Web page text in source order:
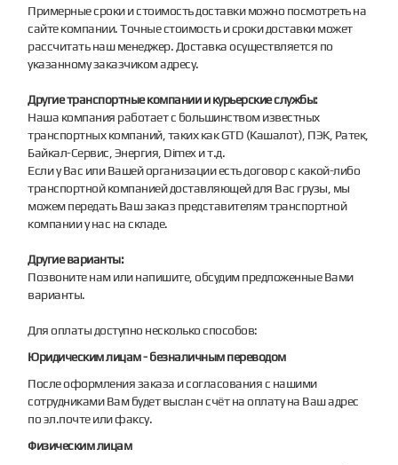
Примерные сроки и стоимость доставки можно посмотреть на
сайте компании. Точные стоимость и сроки доставки может
рассчитать наш менеджер. Доставка осуществляется по
указанному заказчиком адресу.
Другие транспортные компании и курьерские службы:
Наша компания работает с большинством известных
транспортных компаний, таких как GTD (Кашалот), ПЭК, Ратек,
Байкал-Сервис, Энергия, Dimex и т.д.
Если у Вас или Вашей организации есть договор с какой-либо
транспортной компанией доставляющей для Вас грузы, мы
можем передать Ваш заказ представителям транспортной
компании у нас на складе.
Другие варианты:
Позвоните нам или напишите, обсудим предложенные Вами
варианты.
Для оплаты доступно несколько способов:
Юридическим лицам - безналичным переводом
После оформления заказа и согласования с нашими
сотрудниками Вам будет выслан счёт на оплату на Ваш адрес
по эл.почте или факсу.
Физическим лицам